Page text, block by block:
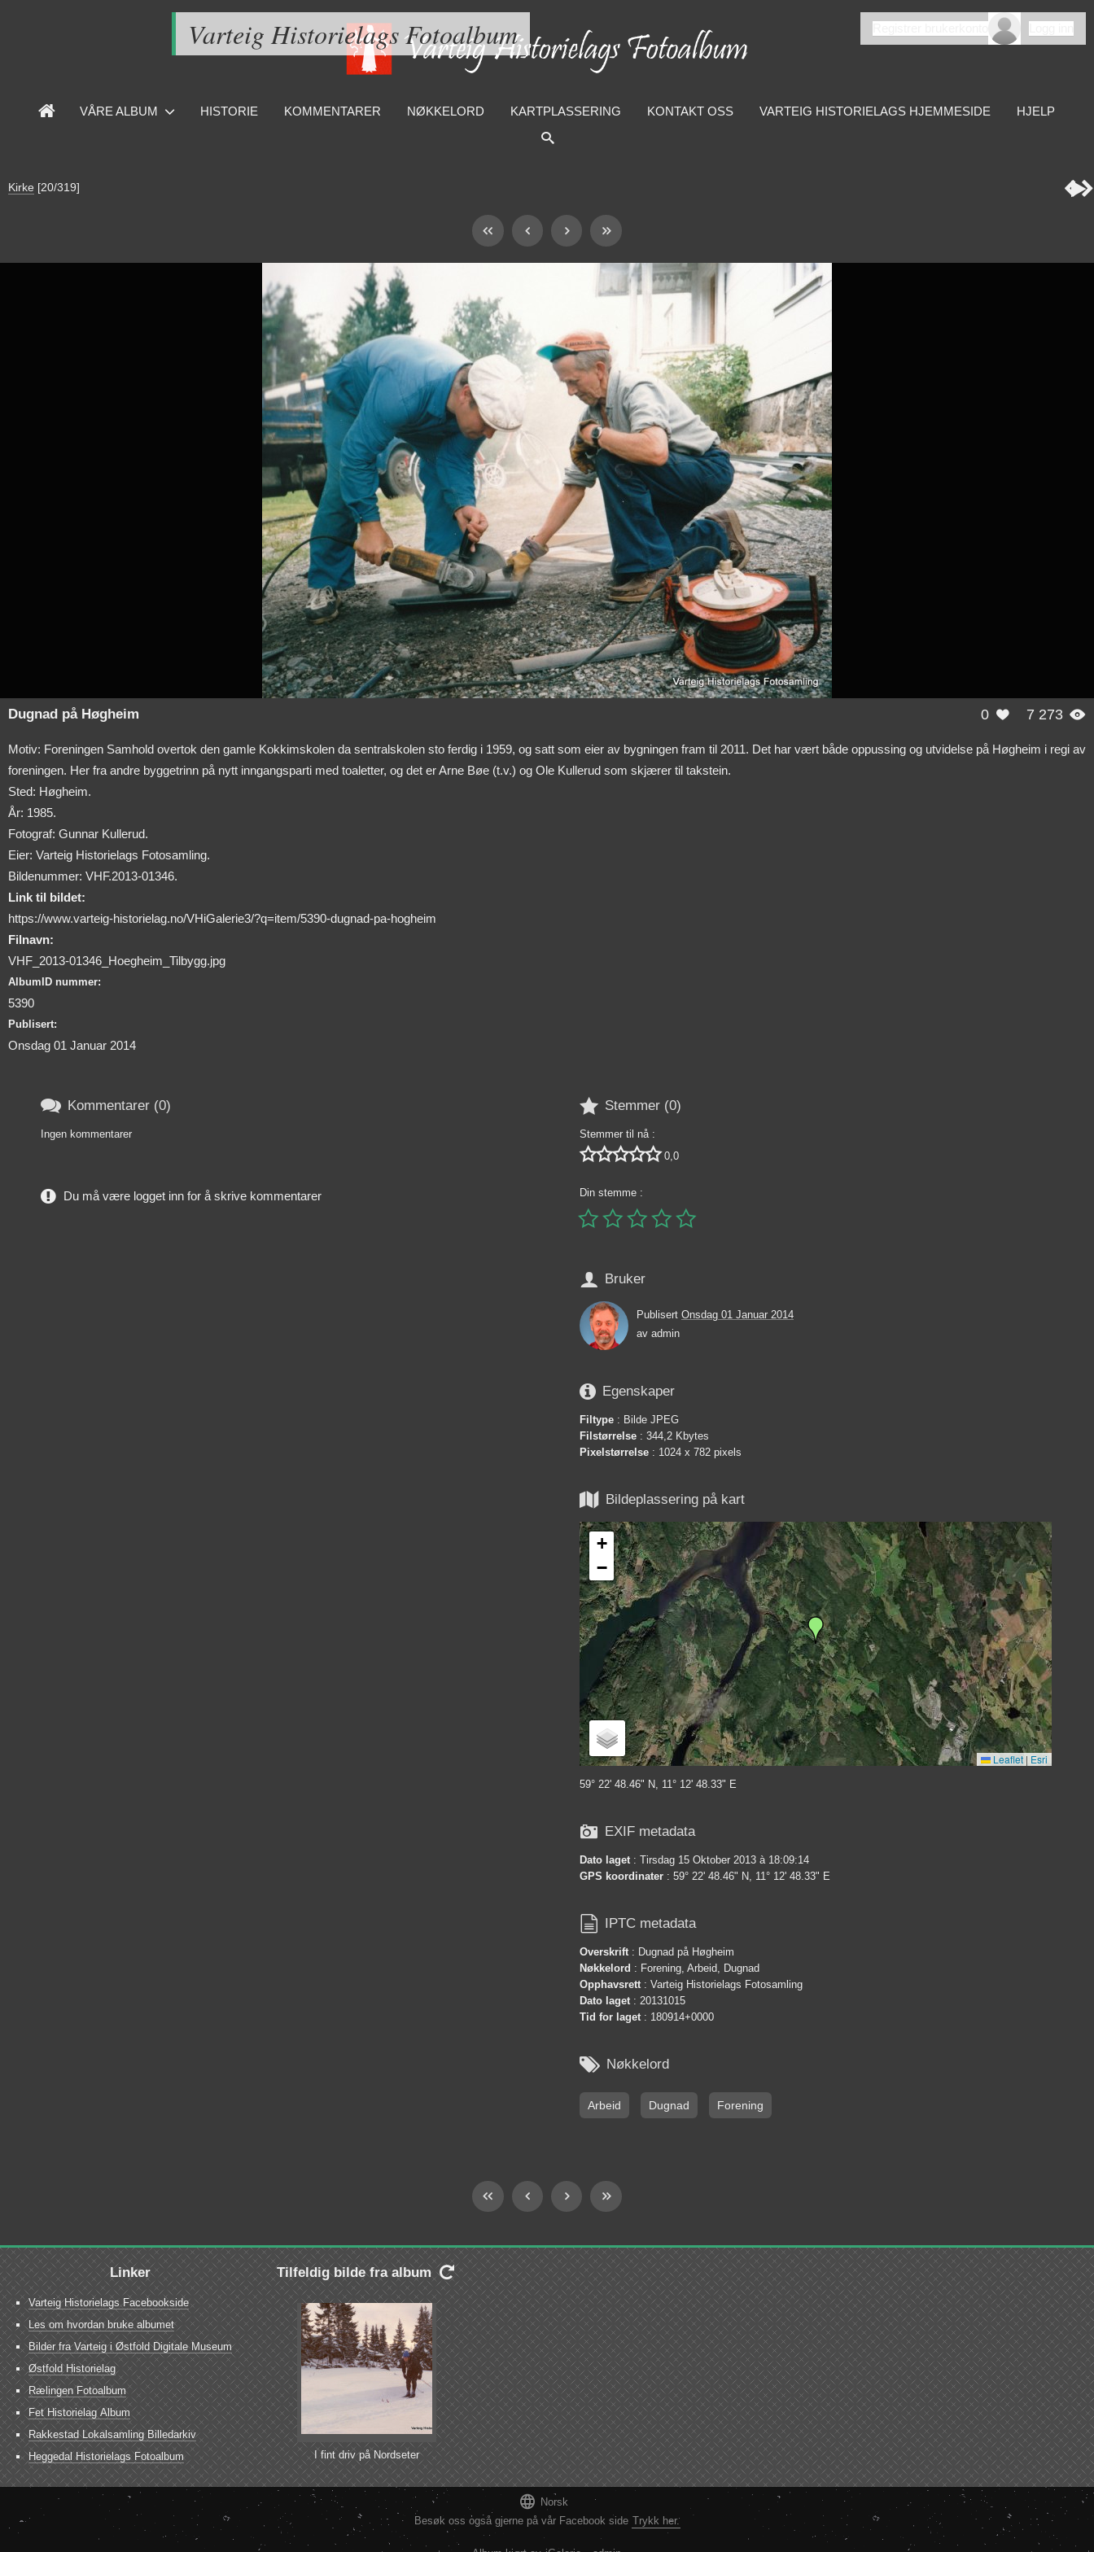
Varteig Historielags Fotoalbum
VÅRE ALBUM HISTORIE KOMMENTARER NØKKELORD KARTPLASSERING KONTAKT OSS VARTEIG HISTORIELAGS HJEMMESIDE HJELP
Kirke [20/319] 
0  7 273 
Dugnad på Høgheim
Motiv: Foreningen Samhold overtok den gamle Kokkimskolen da sentralskolen sto ferdig i 1959, og satt som eier av bygningen fram til 2011. Det har vært både oppussing og utvidelse på Høgheim i regi av
foreningen. Her fra andre byggetrinn på nytt inngangsparti med toaletter, og det er Arne Bøe (t.v.) og Ole Kullerud som skjærer til takstein.
Sted: Høgheim.
År: 1985.
Fotograf: Gunnar Kullerud.
Eier: Varteig Historielags Fotosamling.
Bildenummer: VHF.2013-01346.
Link til bildet:
https://www.varteig-historielag.no/VHiGalerie3/?q=item/5390-dugnad-pa-hogheim
Filnavn:
VHF_2013-01346_Hoegheim_Tilbygg.jpg
AlbumID nummer:
5390
Publisert:
Onsdag 01 Januar 2014
 Stemmer (0)
Stemmer til nå :
 0,0
Din stemme :

 Bruker
Publisert Onsdag 01 Januar 2014
av admin
 Egenskaper
Filtype : Bilde JPEG
Filstørrelse : 344,2 Kbytes
Pixelstørrelse : 1024 x 782 pixels
 Bildeplassering på kart
+
−
Leaflet | Esri
59° 22' 48.46" N, 11° 12' 48.33" E
 EXIF metadata
Dato laget : Tirsdag 15 Oktober 2013 à 18:09:14
GPS koordinater : 59° 22' 48.46" N, 11° 12' 48.33" E
 IPTC metadata
Overskrift : Dugnad på Høgheim
Nøkkelord : Forening, Arbeid, Dugnad
Opphavsrett : Varteig Historielags Fotosamling
Dato laget : 20131015
Tid for laget : 180914+0000
 Nøkkelord
Arbeid Dugnad Forening
 Kommentarer (0)
Ingen kommentarer
Du må være logget inn for å skrive kommentarer
Linker
Varteig Historielags Facebookside
Les om hvordan bruke albumet
Bilder fra Varteig i Østfold Digitale Museum
Østfold Historielag
Rælingen Fotoalbum
Fet Historielag Album
Rakkestad Lokalsamling Billedarkiv
Heggedal Historielags Fotoalbum
Tilfeldig bilde fra album 
I fint driv på Nordseter
 Norsk
Besøk oss også gjerne på vår Facebook side Trykk her.